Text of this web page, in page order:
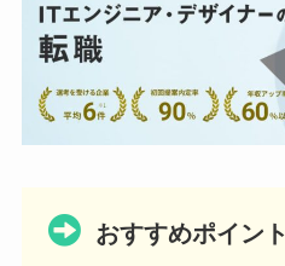
おすすめポイント